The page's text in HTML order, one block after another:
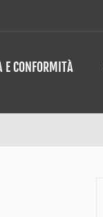
E CONFORMITÀ